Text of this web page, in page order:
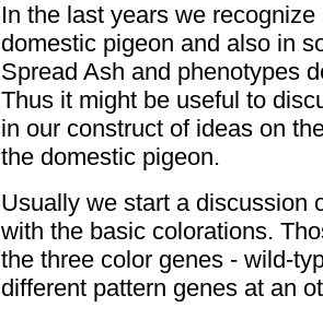
In the last years we
domestic pigeon and also in
Spread Ash and phenotypes
Thus it might be useful to
in our construct of ideas on
the domestic pigeon.
Usually we start a discussion
with the basic colorations.
the three color genes - wild-
different pattern genes at an